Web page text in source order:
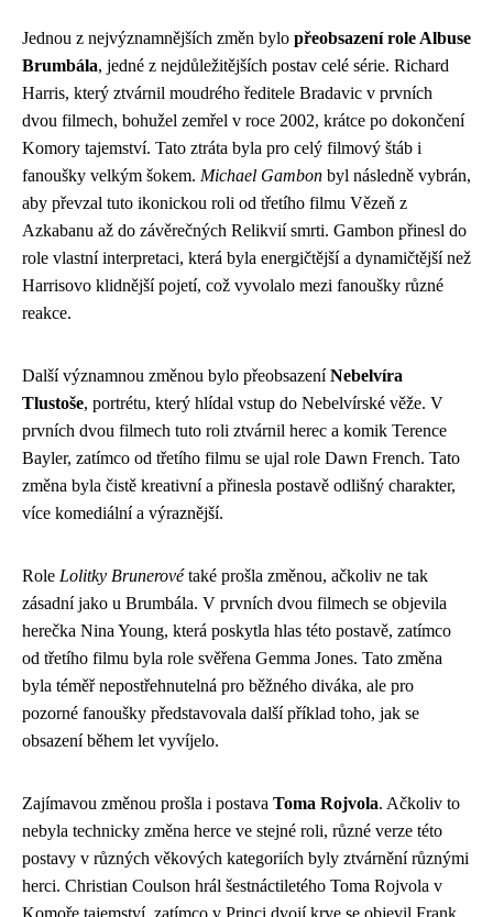
Jednou z nejvýznamnějších změn bylo přeobsazení role Albuse
Brumbála, jedné z nejdůležitějších postav celé série. Richard
Harris, který ztvárnil moudrého ředitele Bradavic v prvních
dvou filmech, bohužel zemřel v roce 2002, krátce po dokončení
Komory tajemství. Tato ztráta byla pro celý filmový štáb i
fanoušky velkým šokem. Michael Gambon byl následně vybrán,
aby převzal tuto ikonickou roli od třetího filmu Vězeň z
Azkabanu až do závěrečných Relikvií smrti. Gambon přinesl do
role vlastní interpretaci, která byla energičtější a dynamičtější než
Harrisovo klidnější pojetí, což vyvolalo mezi fanoušky různé
reakce.
Další významnou změnou bylo přeobsazeníNebelvíra
Tlustoše, portrétu, který hlídal vstup do Nebelvírské věže. V
prvních dvou filmech tuto roli ztvárnil herec a komik Terence
Bayler, zatímco od třetího filmu se ujal role Dawn French. Tato
změna byla čistě kreativní a přinesla postavě odlišný charakter,
více komediální a výraznější.
Role Lolitky Brunerovétaké prošla změnou, ačkoliv ne tak
zásadní jako u Brumbála. V prvních dvou filmech se objevila
herečka Nina Young, která poskytla hlas této postavě, zatímco
od třetího filmu byla role svěřena Gemma Jones. Tato změna
byla téměř nepostřehnutelná pro běžného diváka, ale pro
pozorné fanoušky představovala další příklad toho, jak se
obsazení během let vyvíjelo.
Zajímavou změnou prošla i postava Toma Rojvola. Ačkoliv to
nebyla technicky změna herce ve stejné roli, různé verze této
postavy v různých věkových kategoriích byly ztvárnění různými
herci. Christian Coulson hrál šestnáctiletého Toma Rojvola v
Komoře tajemství, zatímco v Princi dvojí krve se objevil Frank